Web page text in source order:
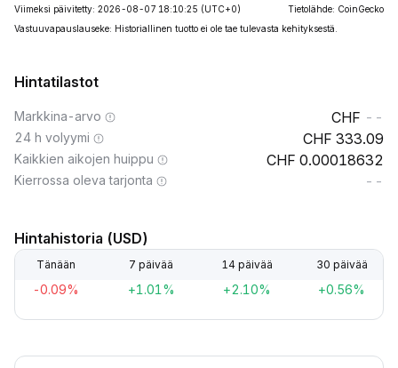
Viimeksi päivitetty: 2026-08-07 18:10:25 (UTC+0)
Tietolähde: CoinGecko
Vastuuvapauslauseke: Historiallinen tuotto ei ole tae tulevasta kehityksestä.
Hintatilastot
Markkina-arvo --
24 h volyymi 333.09
Kaikkien aikojen huippu 0.00018632
Kierrossa oleva tarjonta --
Hintahistoria (USD)
Tänään 7 päivää 14 päivää 30 päivää
-0.09% +1.01% +2.10% +0.56%